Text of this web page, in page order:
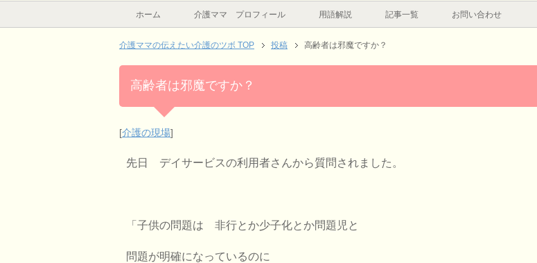
ホーム 介護ママ プロフィール 用語解説 記事一覧 お問い合わせ
介護ママの伝えたい介護のツボ TOP 投稿 高齢者は邪魔ですか？
高齢者は邪魔ですか？
[介護の現場]
先日 デイサービスの利用者さんから質問されました。
「子供の問題は 非行とか少子化とか問題児と
問題が明確になっているのに